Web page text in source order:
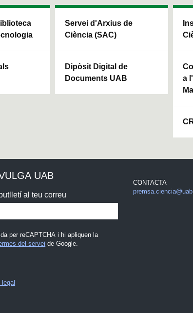
Servei d'Arxius de
Ciència (SAC)
Dipòsit Digital de
Documents UAB
a
UAB
al teu correu
per reCAPTCHA i hi apliquen la
del servei de Google.
CONTACTA